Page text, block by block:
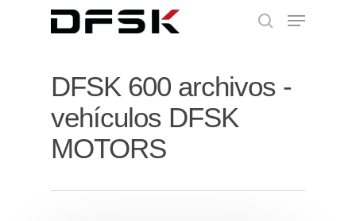
DFSK 600 archivos -
vehículos DFSK
MOTORS